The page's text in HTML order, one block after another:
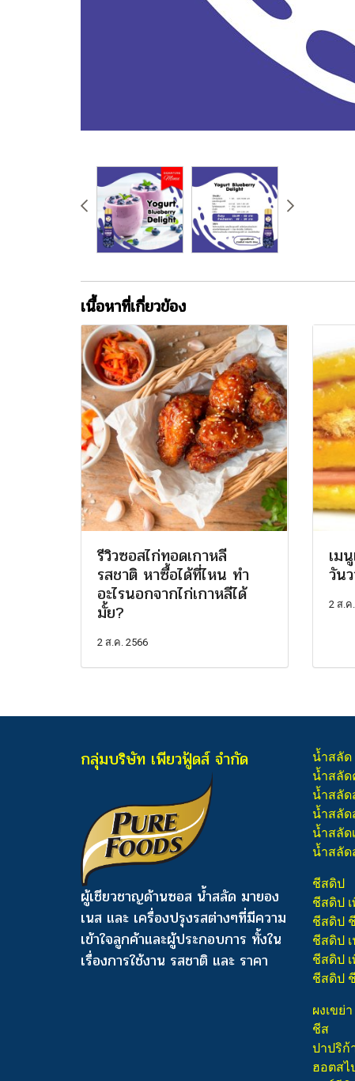
เนื้อหาที่เกี่ยวข้อง
รีวิวซอสไก่ทอดเกาหลี
รสชาติ หาซื้อได้ที่ไหน ทำ
อะไรนอกจากไก่เกาหลีได้
มั้ย?
2 ส.ค. 2566
เม
วัน
2 ส.ค
กลุ่มบริษัท เพียวฟู้ดส์ จำกัด
ผู้เชียวชาญด้านซอส น้ำสลัด มายอง
เนส และ เครื่องปรุงรสต่างๆที่มีความ
เข้าใจลูกค้าและผู้ประกอบการ ทั้งใน
เรื่องการใช้งาน รสชาติ และ ราคา
น้ำสลัด
น้ำสลั
น้ำสลัด
น้ำสลั
น้ำสลัด
น้ำสลัด
ชีสดิป
ชีสดิป
ชีสดิป
ชีสดิป
ชีสดิป
ชีสดิป
ผงเขย่า
ชีส
ปาปริก้
ฮอตสไ